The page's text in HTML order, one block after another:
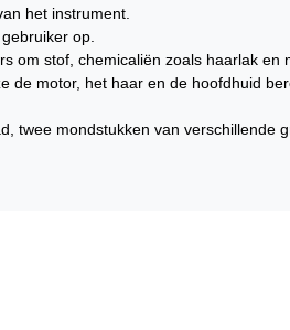
het instrument.
op.
om stof, chemicaliën zoals haarlak
de motor, het haar en de hoofdhuid
twee mondstukken van